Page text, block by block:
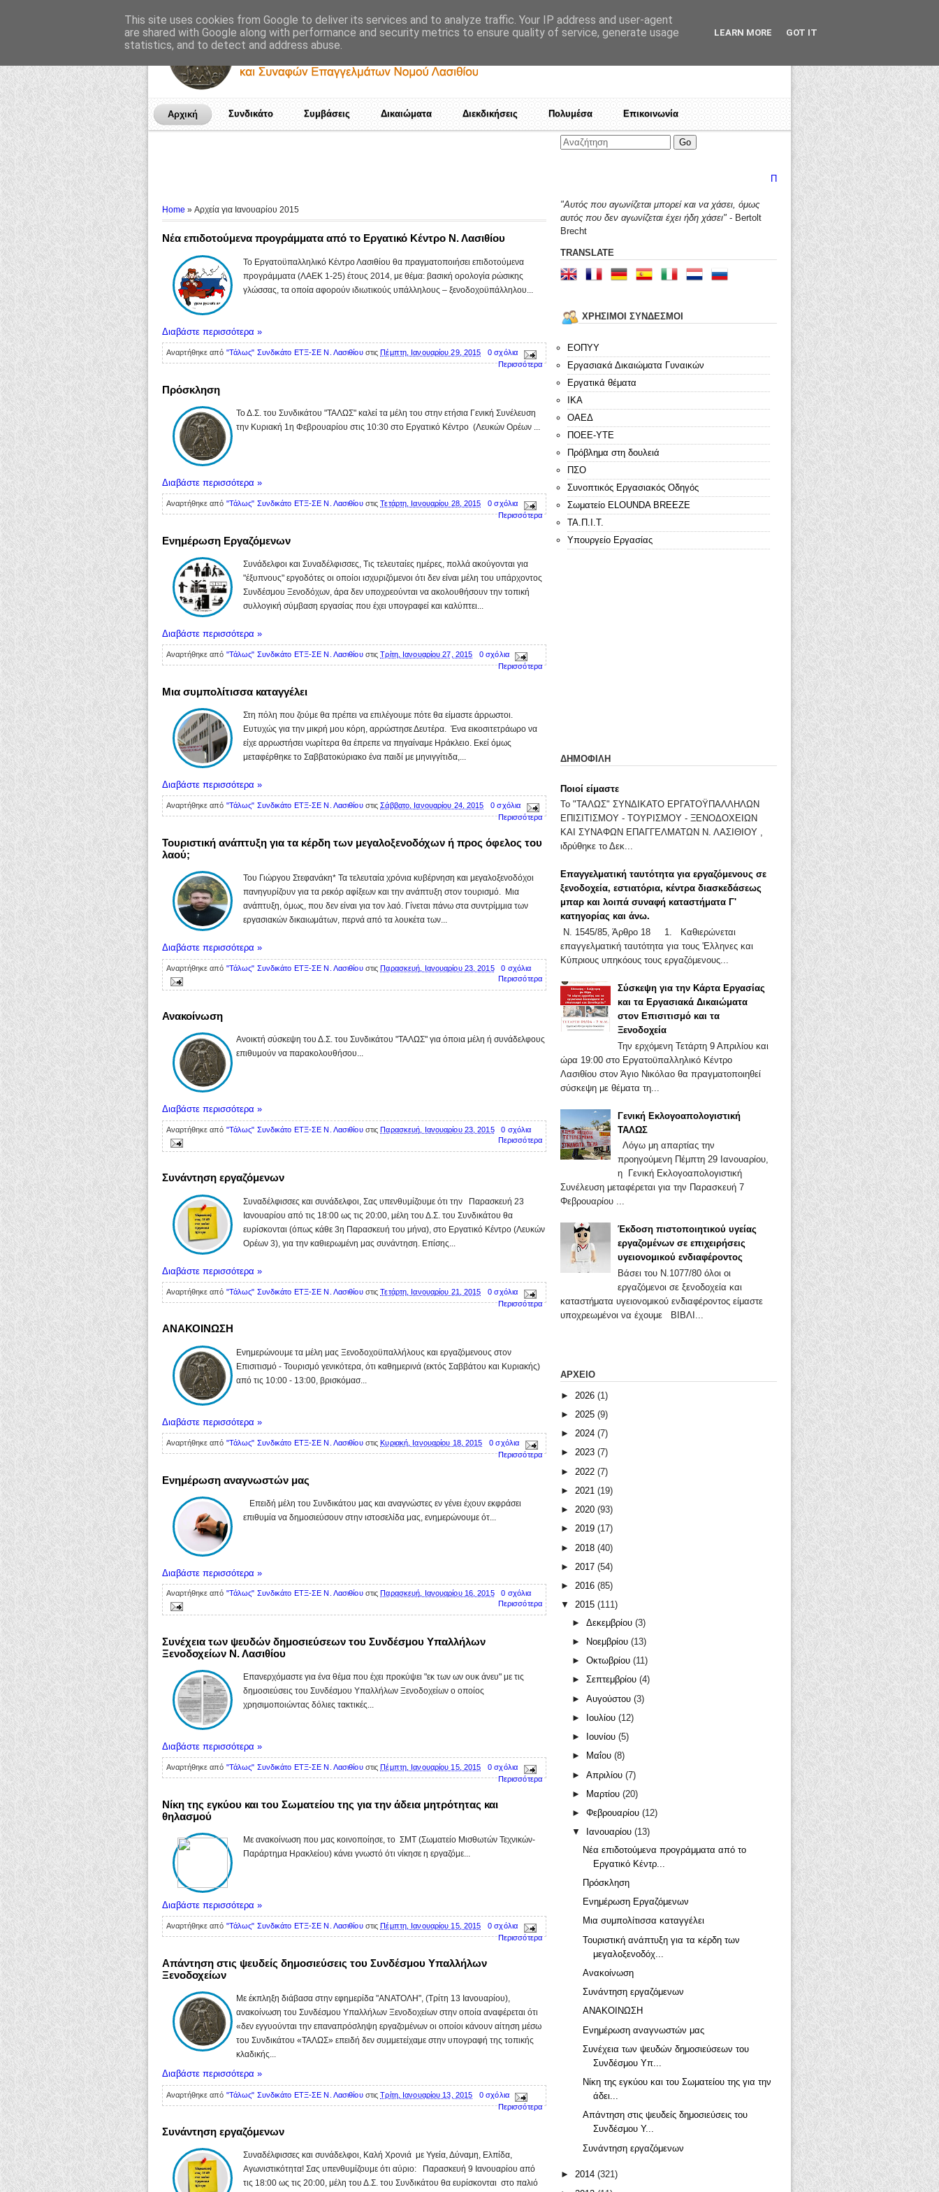
Αρχική Συνδικάτο Συμβάσεις Δικαιώματα Διεκδικήσεις Πολυμέσα Επικοινωνία
Home » Αρχεία για Ιανουαρίου 2015
Νέα επιδοτούμενα προγράμματα από το Εργατικό Κέντρο Ν. Λασιθίου
Το Εργατοϋπαλληλικό Κέντρο Λασιθίου θα πραγματοποιήσει επιδοτούμενα
προγράμματα (ΛΑΕΚ 1-25) έτους 2014, με θέμα: βασική ορολογία ρώσικης
γλώσσας, τα οποία αφορούν ιδιωτικούς υπάλληλους – ξενοδοχοϋπάλληλου...
Διαβάστε περισσότερα »
Αναρτήθηκε από "Τάλως" Συνδικάτο ΕΤΞ-ΣΕ Ν. Λασιθίου στιςΠέμπτη, Ιανουαρίου 29, 2015
0 σχόλια
Περισσότερα
Πρόσκληση
Το Δ.Σ. του Συνδικάτου "ΤΑΛΩΣ" καλεί τα μέλη του στην ετήσια Γενική Συνέλευση
την Κυριακή 1η Φεβρουαρίου στις 10:30 στο Εργατικό Κέντρο (Λευκών Ορέων ...
Διαβάστε περισσότερα »
Αναρτήθηκε από "Τάλως" Συνδικάτο ΕΤΞ-ΣΕ Ν. Λασιθίου στιςΤετάρτη, Ιανουαρίου 28, 2015
0 σχόλια
Περισσότερα
Ενημέρωση Εργαζόμενων
Συνάδελφοι και Συναδέλφισσες, Τις τελευταίες ημέρες, πολλά ακούγονται για
"έξυπνους" εργοδότες οι οποίοι ισχυριζόμενοι ότι δεν είναι μέλη του υπάρχοντος
Συνδέσμου Ξενοδόχων, άρα δεν υποχρεούνται να ακολουθήσουν την τοπική
συλλογική σύμβαση εργασίας που έχει υπογραφεί και καλύπτει...
Διαβάστε περισσότερα »
Αναρτήθηκε από "Τάλως" Συνδικάτο ΕΤΞ-ΣΕ Ν. Λασιθίου στιςΤρίτη, Ιανουαρίου 27, 2015
0 σχόλια
Περισσότερα
Μια συμπολίτισσα καταγγέλει
Στη πόλη που ζούμε θα πρέπει να επιλέγουμε πότε θα είμαστε άρρωστοι.
Ευτυχώς για την μικρή μου κόρη, αρρώστησε Δευτέρα. Ένα εικοσιτετράωρο να
είχε αρρωστήσει νωρίτερα θα έπρεπε να πηγαίναμε Ηράκλειο. Εκεί όμως
μεταφέρθηκε το Σαββατοκύριακο ένα παιδί με μηνιγγίτιδα,...
Διαβάστε περισσότερα »
Αναρτήθηκε από "Τάλως" Συνδικάτο ΕΤΞ-ΣΕ Ν. Λασιθίου στιςΣάββατο, Ιανουαρίου 24, 2015
0 σχόλια
Περισσότερα
Τουριστική ανάπτυξη για τα κέρδη των μεγαλοξενοδόχων ή προς όφελος του
λαού;
Του Γιώργου Στεφανάκη* Τα τελευταία χρόνια κυβέρνηση και μεγαλοξενοδόχοι
πανηγυρίζουν για τα ρεκόρ αφίξεων και την ανάπτυξη στον τουρισμό. Μια
ανάπτυξη, όμως, που δεν είναι για τον λαό. Γίνεται πάνω στα συντρίμμια των
εργασιακών δικαιωμάτων, περνά από τα λουκέτα των...
Διαβάστε περισσότερα »
Αναρτήθηκε από "Τάλως" Συνδικάτο ΕΤΞ-ΣΕ Ν. Λασιθίου στιςΠαρασκευή, Ιανουαρίου 23, 2015
0 σχόλια
Περισσότερα
Ανακοίνωση
Ανοικτή σύσκεψη του Δ.Σ. του Συνδικάτου "ΤΑΛΩΣ" για όποια μέλη ή συνάδελφους
επιθυμούν να παρακολουθήσου...
Διαβάστε περισσότερα »
Αναρτήθηκε από "Τάλως" Συνδικάτο ΕΤΞ-ΣΕ Ν. Λασιθίου στιςΠαρασκευή, Ιανουαρίου 23, 2015
0 σχόλια
Περισσότερα
Συνάντηση εργαζόμενων
Συναδέλφισσες και συνάδελφοι, Σας υπενθυμίζουμε ότι την Παρασκευή 23
Ιανουαρίου από τις 18:00 ως τις 20:00, μέλη του Δ.Σ. του Συνδικάτου θα
ευρίσκονται (όπως κάθε 3η Παρασκευή του μήνα), στο Εργατικό Κέντρο (Λευκών
Ορέων 3), για την καθιερωμένη μας συνάντηση. Επίσης...
Διαβάστε περισσότερα »
Αναρτήθηκε από "Τάλως" Συνδικάτο ΕΤΞ-ΣΕ Ν. Λασιθίου στιςΤετάρτη, Ιανουαρίου 21, 2015
0 σχόλια
Περισσότερα
ΑΝΑΚΟΙΝΩΣΗ
Ενημερώνουμε τα μέλη μας Ξενοδοχοϋπαλλήλους και εργαζόμενους στον
Επισιτισμό - Τουρισμό γενικότερα, ότι καθημερινά (εκτός Σαββάτου και Κυριακής)
από τις 10:00 - 13:00, βρισκόμασ...
Διαβάστε περισσότερα »
Αναρτήθηκε από "Τάλως" Συνδικάτο ΕΤΞ-ΣΕ Ν. Λασιθίου στιςΚυριακή, Ιανουαρίου 18, 2015
0 σχόλια
Περισσότερα
Ενημέρωση αναγνωστών μας
Επειδή μέλη του Συνδικάτου μας και αναγνώστες εν γένει έχουν εκφράσει
επιθυμία να δημοσιεύσουν στην ιστοσελίδα μας, ενημερώνουμε ότ...
Διαβάστε περισσότερα »
Αναρτήθηκε από "Τάλως" Συνδικάτο ΕΤΞ-ΣΕ Ν. Λασιθίου στιςΠαρασκευή, Ιανουαρίου 16, 2015
0 σχόλια
Περισσότερα
Συνέχεια των ψευδών δημοσιεύσεων του Συνδέσμου Υπαλλήλων
Ξενοδοχείων Ν. Λασιθίου
Επανερχόμαστε για ένα θέμα που έχει προκύψει "εκ των ων ουκ άνευ" με τις
δημοσιεύσεις του Συνδέσμου Υπαλλήλων Ξενοδοχείων ο οποίος
χρησιμοποιώντας δόλιες τακτικές...
Διαβάστε περισσότερα »
Αναρτήθηκε από "Τάλως" Συνδικάτο ΕΤΞ-ΣΕ Ν. Λασιθίου στις Πέμπτη, Ιανουαρίου 15, 2015
0 σχόλια
Περισσότερα
Νίκη της εγκύου και του Σωματείου της για την άδεια μητρότητας και
θηλασμού
Με ανακοίνωση που μας κοινοποίησε, το ΣΜΤ (Σωματείο Μισθωτών Τεχνικών-
Παράρτημα Ηρακλείου) κάνει γνωστό ότι νίκησε η εργαζόμε...
Διαβάστε περισσότερα »
Αναρτήθηκε από "Τάλως" Συνδικάτο ΕΤΞ-ΣΕ Ν. Λασιθίου στις Πέμπτη, Ιανουαρίου 15, 2015
0 σχόλια
Περισσότερα
Απάντηση στις ψευδείς δημοσιεύσεις του Συνδέσμου Υπαλλήλων
Ξενοδοχείων
Με έκπληξη διάβασα στην εφημερίδα "ΑΝΑΤΟΛΗ", (Τρίτη 13 Ιανουαρίου),
ανακοίνωση του Συνδέσμου Υπαλλήλων Ξενοδοχείων στην οποία αναφέρεται ότι
«δεν εγγυούνται την επαναπρόσληψη εργαζομένων οι οποίοι κάνουν αίτηση μέσω
του Συνδικάτου «ΤΑΛΩΣ» επειδή δεν συμμετείχαμε στην υπογραφή της τοπικής
κλαδικής...
Διαβάστε περισσότερα »
Αναρτήθηκε από "Τάλως" Συνδικάτο ΕΤΞ-ΣΕ Ν. Λασιθίου στιςΤρίτη, Ιανουαρίου 13, 2015
0 σχόλια
Περισσότερα
Συνάντηση εργαζόμενων
Συναδέλφισσες και συνάδελφοι, Καλή Χρονιά με Υγεία, Δύναμη, Ελπίδα,
Αγωνιστικότητα! Σας υπενθυμίζουμε ότι αύριο: Παρασκευή 9 Ιανουαρίου από
τις 18:00 ως τις 20:00, μέλη του Δ.Σ. του Συνδικάτου θα ευρίσκονται στο παλιό
Ποιοί είμαστε
"Αυτός που αγωνίζεται μπορεί και να χάσει, όμως
αυτός που δεν αγωνίζεται έχει ήδη χάσει" - Bertolt
Brecht
TRANSLATE
ΧΡΗΣΙΜΟΙ ΣΥΝΔΕΣΜΟΙ
ΕΟΠΥΥ
Εργασιακά Δικαιώματα Γυναικών
Εργατικά θέματα
ΙΚΑ
ΟΑΕΔ
ΠΟΕΕ-ΥΤΕ
Πρόβλημα στη δουλειά
ΠΣΟ
Συνοπτικός Εργασιακός Οδηγός
Σωματείο ELOUNDA BREEZE
ΤΑ.Π.Ι.Τ.
Υπουργείο Εργασίας
ΔΗΜΟΦΙΛΗ
Ποιοί είμαστε
Το "ΤΑΛΩΣ" ΣΥΝΔΙΚΑΤΟ ΕΡΓΑΤΟΫΠΑΛΛΗΛΩΝ
ΕΠΙΣΙΤΙΣΜΟΥ - ΤΟΥΡΙΣΜΟΥ - ΞΕΝΟΔΟΧΕΙΩΝ
ΚΑΙ ΣΥΝΑΦΩΝ ΕΠΑΓΓΕΛΜΑΤΩΝ Ν. ΛΑΣΙΘΙΟΥ ,
ιδρύθηκε το Δεκ...
Επαγγελματική ταυτότητα για εργαζόμενους σε
ξενοδοχεία, εστιατόρια, κέντρα διασκεδάσεως
μπαρ και λοιπά συναφή καταστήματα Γ'
κατηγορίας και άνω.
Ν. 1545/85, Άρθρο 18 1. Καθιερώνεται
επαγγελματική ταυτότητα για τους 'Ελληνες και
Κύπριους υπηκόους τους εργαζόμενους...
Σύσκεψη για την Κάρτα Εργασίας
και τα Εργασιακά Δικαιώματα
στον Επισιτισμό και τα
Ξενοδοχεία
Την ερχόμενη Τετάρτη 9 Απριλίου και
ώρα 19:00 στο Εργατοϋπαλληλικό Κέντρο
Λασιθίου στον Άγιο Νικόλαο θα πραγματοποιηθεί
σύσκεψη με θέματα τη...
Γενική Εκλογοαπολογιστική
ΤΑΛΩΣ
Λόγω μη απαρτίας την
προηγούμενη Πέμπτη 29 Ιανουαρίου,
η Γενική Εκλογοαπολογιστική
Συνέλευση μεταφέρεται για την Παρασκευή 7
Φεβρουαρίου ...
Έκδοση πιστοποιητικού υγείας
εργαζομένων σε επιχειρήσεις
υγειονομικού ενδιαφέροντος
Βάσει του Ν.1077/80 όλοι οι
εργαζόμενοι σε ξενοδοχεία και
καταστήματα υγειονομικού ενδιαφέροντος είμαστε
υποχρεωμένοι να έχουμε ΒΙΒΛΙ...
ΑΡΧΕΙΟ
► 2026 (1)
► 2025 (9)
► 2024 (7)
► 2023 (7)
► 2022 (7)
► 2021 (19)
► 2020 (93)
► 2019 (17)
► 2018 (40)
► 2017 (54)
► 2016 (85)
▼
2015 (111)
► Δεκεμβρίου (3)
►
Νοεμβρίου (13)
► Οκτωβρίου (11)
► Σεπτεμβρίου (4)
► Αυγούστου (3)
►
Ιουλίου (12)
►
Ιουνίου (5)
►
Μαΐου (8)
► Απριλίου (7)
►
Μαρτίου (20)
► Φεβρουαρίου (12)
▼
Ιανουαρίου (13)
Νέα επιδοτούμενα προγράμματα από το
Εργατικό Κέντρ...
Πρόσκληση
Ενημέρωση Εργαζόμενων
Μια συμπολίτισσα καταγγέλει
Τουριστική ανάπτυξη για τα κέρδη των
μεγαλοξενοδόχ...
Ανακοίνωση
Συνάντηση εργαζόμενων
ΑΝΑΚΟΙΝΩΣΗ
Ενημέρωση αναγνωστών μας
Συνέχεια των ψευδών δημοσιεύσεων του
Συνδέσμου Υπ...
Νίκη της εγκύου και του Σωματείου της για την
άδει...
Απάντηση στις ψευδείς δημοσιεύσεις του
Συνδέσμου Υ...
Συνάντηση εργαζόμενων
► 2014 (321)
This site uses cookies from Google to deliver its services and to analyze traffic. Your IP address and user-agent
are shared with Google along with performance and security metrics to ensure quality of service, generate usage
statistics, and to detect and address abuse.
LEARN MORE GOT IT